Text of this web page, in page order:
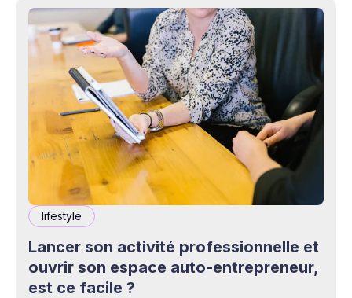
lifestyle
Lancer son activité professionnelle et
ouvrir son espace auto-entrepreneur,
est ce facile ?